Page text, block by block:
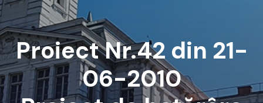
Proiect Nr.42 din 21-
06-2010